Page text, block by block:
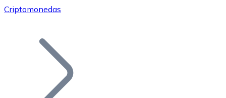
Únete a nuestra red de distribuidores.
Añade tu proyecto a nuestro ecosistema.
Criptomonedas